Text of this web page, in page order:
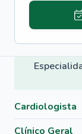
Cardiologista
Clínico Geral